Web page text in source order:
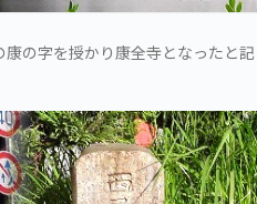
の字を授かり康全寺となったと記